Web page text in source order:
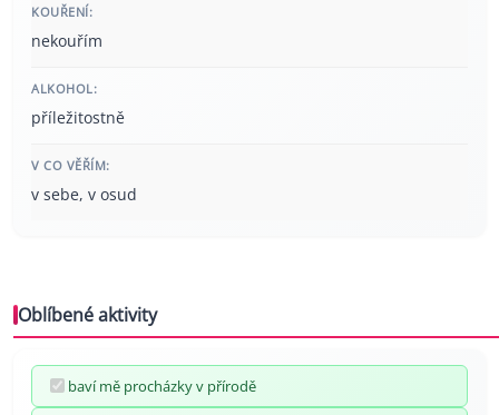
KOUŘENÍ:
nekouřím
ALKOHOL:
příležitostně
V CO VĚŘÍM:
v sebe, v osud
Oblíbené aktivity
baví mě procházky v přírodě